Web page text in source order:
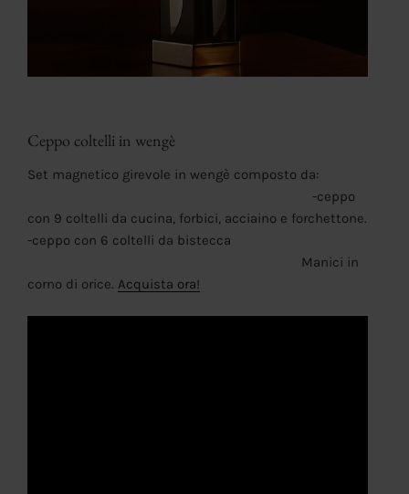
Ceppo coltelli in wengè
Set magnetico girevole in wengè composto da:
-ceppo
con 9 coltelli da cucina, forbici, acciaino e forchettone.
-ceppo con 6 coltelli da bistecca
Manici in
corno di orice. Acquista ora!